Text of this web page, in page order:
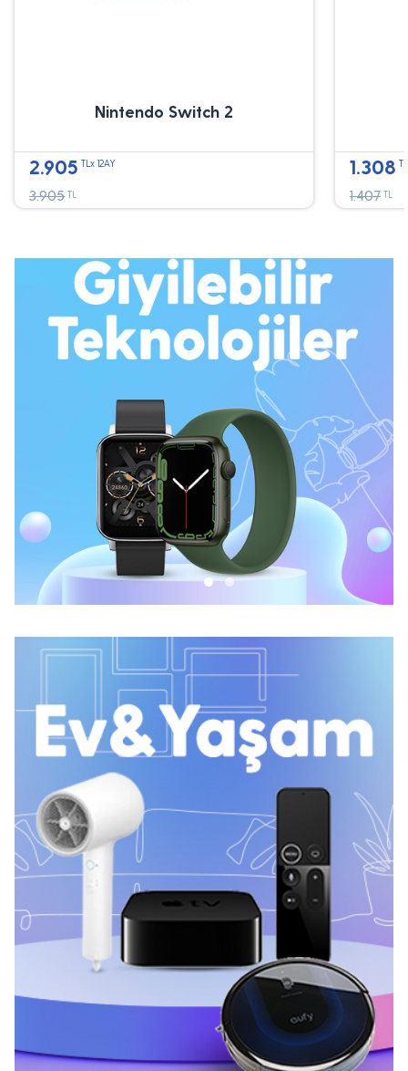
Nintendo Switch 2
2.905 TLx 12AY
3.905 TL
1.308
1.407 TL